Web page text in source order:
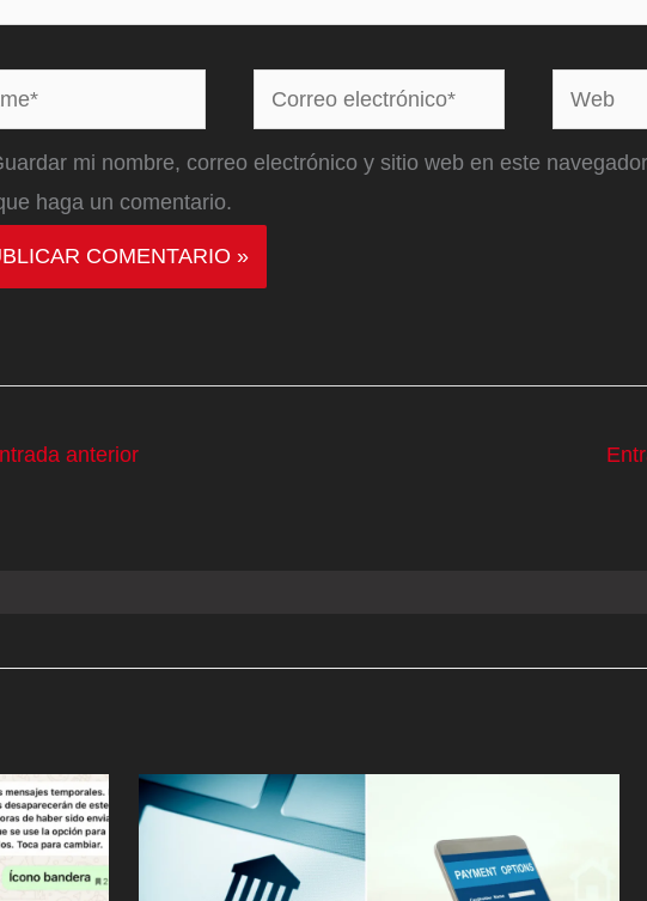
Correo
electrónico*
Web
mi nombre, correo electrónico y sitio web en este
haga un comentario.
anterior